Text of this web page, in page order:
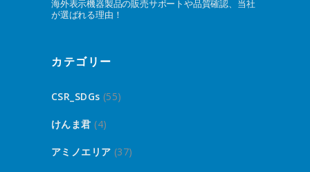
海外表示機器製品の販売サポートや品質確認、当社
が選ばれる理由！
カテゴリー
CSR_SDGs (55)
けんま君 (4)
アミノエリア (37)